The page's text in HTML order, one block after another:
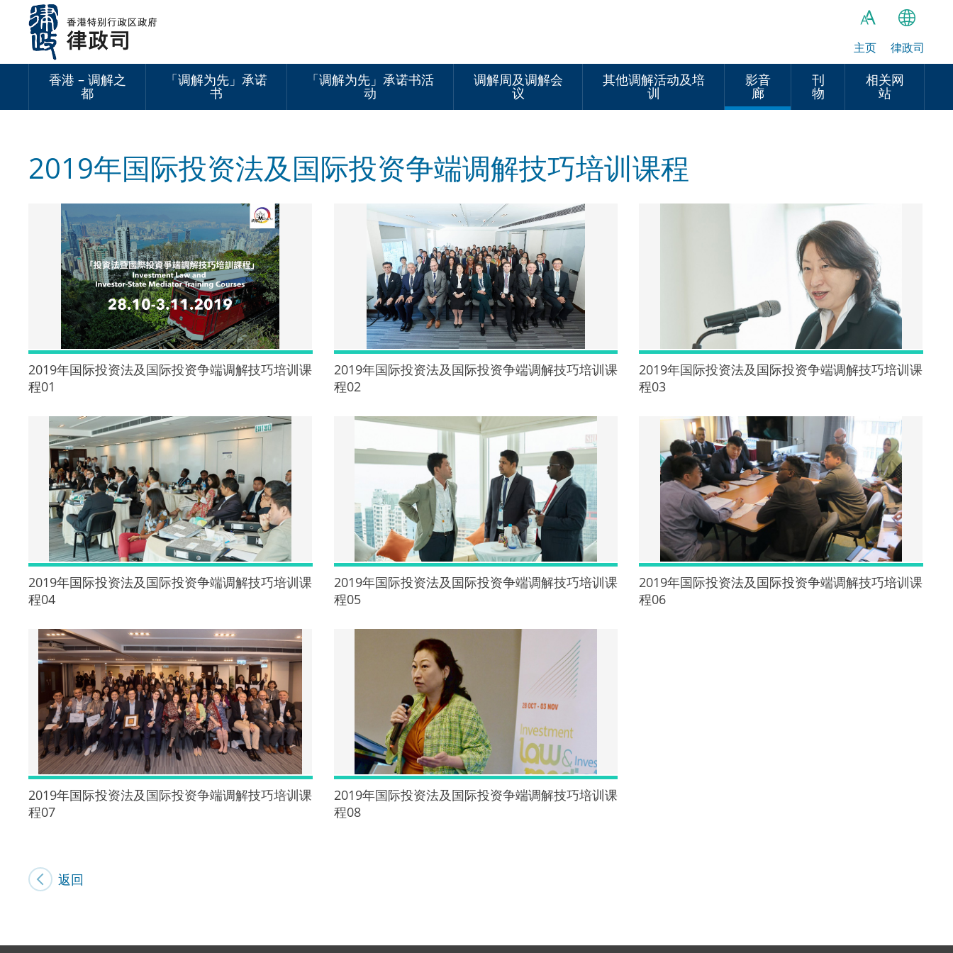
容
A
A
A
繁
简
主页 律政司
香港 – 调解之
都
「调解为先」承诺
书
「调解为先」承诺书活
动
调解周及调解会
议
其他调解活动及培
训
影音
廊
刊
物
相关网
站
2019年国际投资法及国际投资争端调解技巧培训课程
2019年国际投资法及国际投资争端调解技巧培训课
程01
2019年国际投资法及国际投资争端调解技巧培训课
程02
2019年国际投资法及国际投资争端调解技巧培训课
程03
2019年国际投资法及国际投资争端调解技巧培训课
程04
2019年国际投资法及国际投资争端调解技巧培训课
程05
2019年国际投资法及国际投资争端调解技巧培训课
程06
2019年国际投资法及国际投资争端调解技巧培训课
程07
2019年国际投资法及国际投资争端调解技巧培训课
程08
返回